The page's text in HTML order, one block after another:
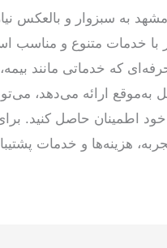
به سبزوار و بالعکس
با خدمات متنوع و مناسب
که خدماتی مانند بیمه،
به‌موقع ارائه می‌دهد،
خود اطمینان حاصل کنید.
هزینه‌ها و خدمات